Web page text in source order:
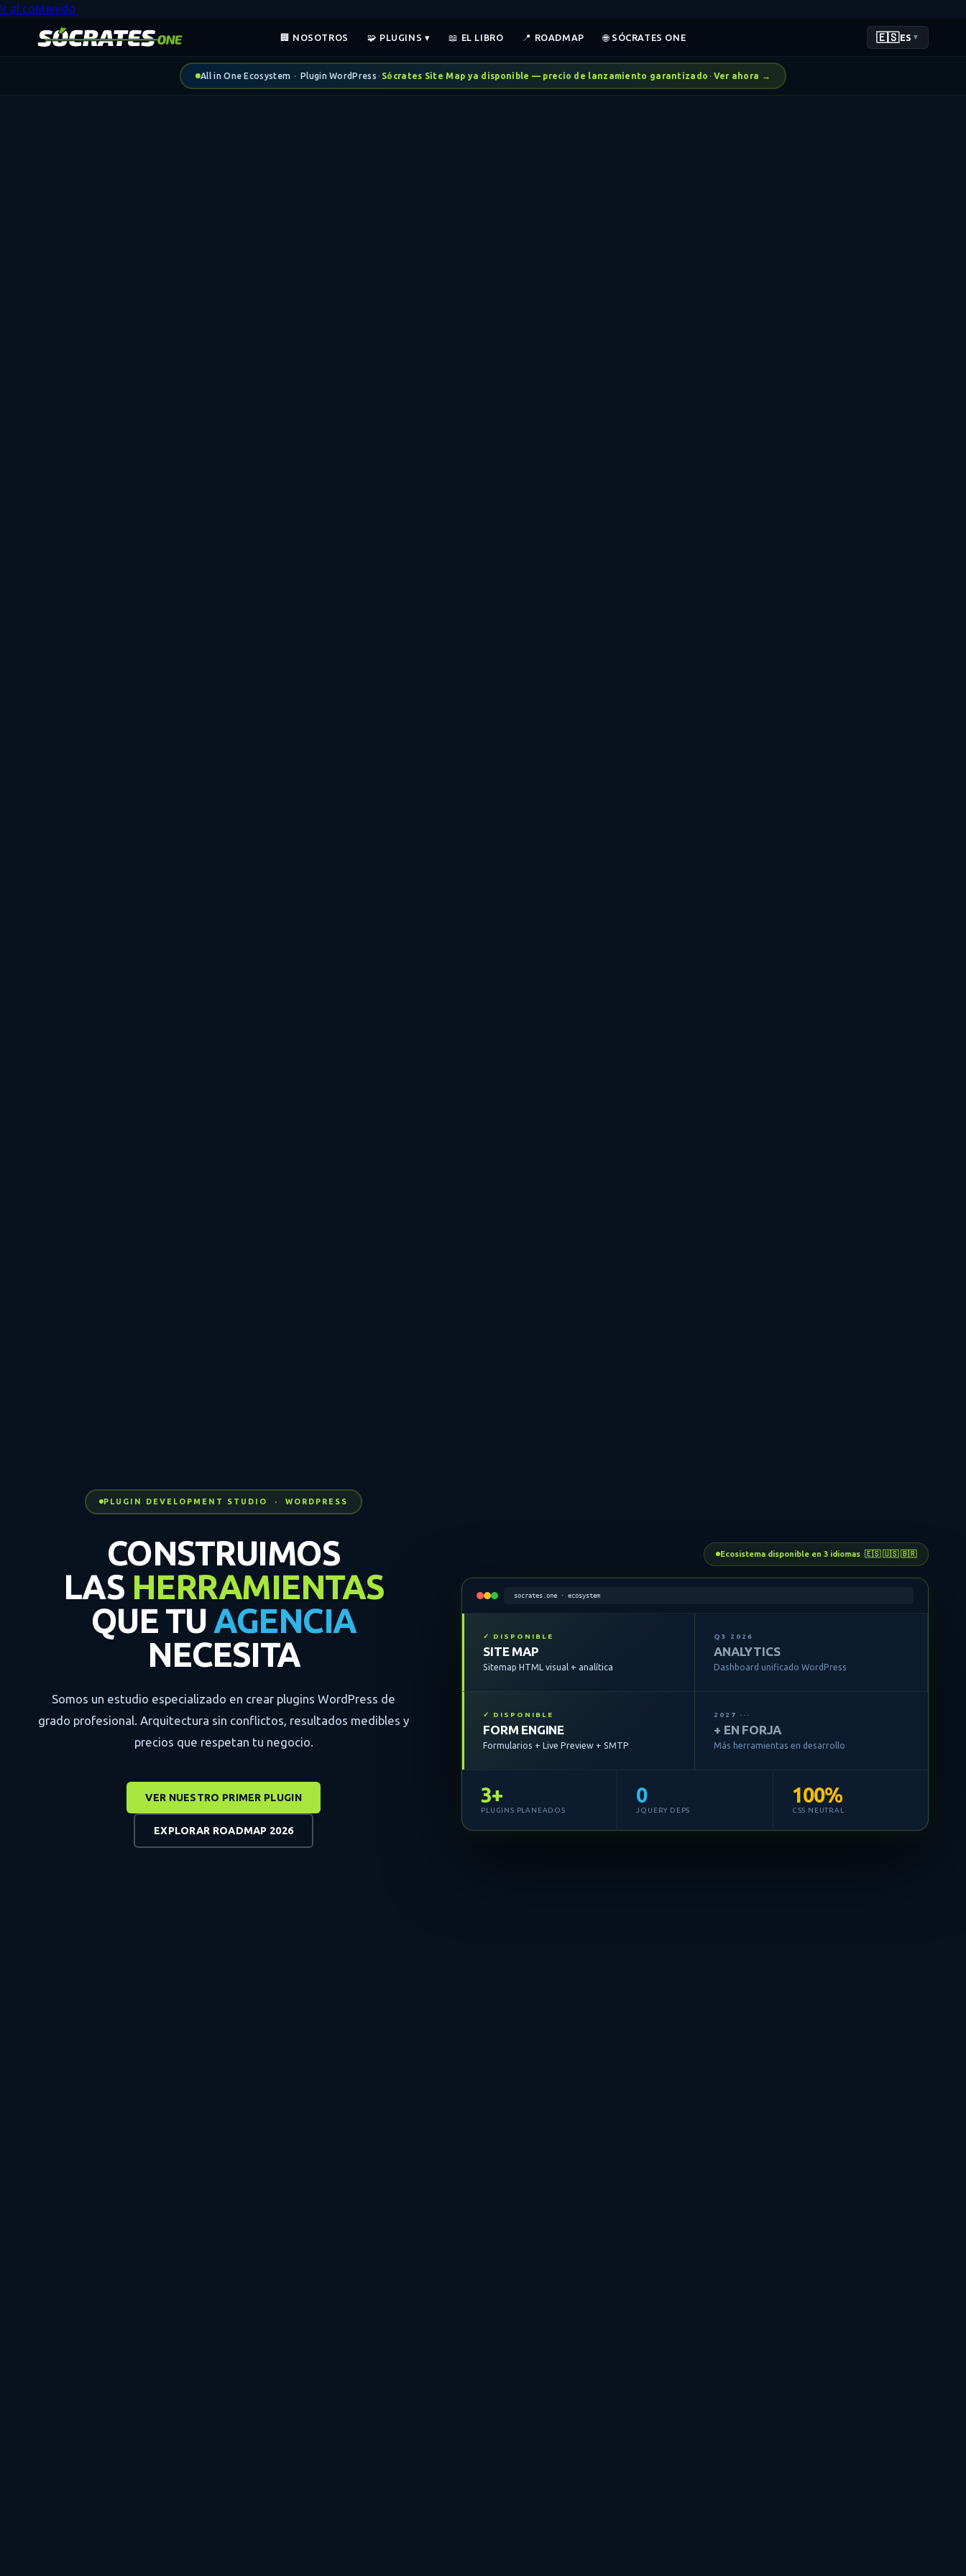
Ir al contenido
🏢 NOSOTROS 🧩 PLUGINS ▾ 📖 EL LIBRO 📍 ROADMAP 🌐 SÓCRATES ONE 🇪🇸ES ▼
All in One Ecosystem · Plugin WordPress · Sócrates Site Map ya disponible — precio de lanzamiento garantizado · Ver ahora →
PLUGIN DEVELOPMENT STUDIO · WORDPRESS
CONSTRUIMOS
LAS HERRAMIENTAS
QUE TU AGENCIA
NECESITA
Somos un estudio especializado en crear plugins WordPress de
grado profesional. Arquitectura sin conflictos, resultados medibles y
precios que respetan tu negocio.
VER NUESTRO PRIMER PLUGIN
EXPLORAR ROADMAP 2026
Ecosistema disponible en 3 idiomas 🇪🇸 🇺🇸 🇧🇷
socrates.one · ecosystem
✓ DISPONIBLE
SITE MAP
Sitemap HTML visual + analítica
Q3 2026
ANALYTICS
Dashboard unificado WordPress
✓ DISPONIBLE
FORM ENGINE
Formularios + Live Preview + SMTP
2027 ···
+ EN FORJA
Más herramientas en desarrollo
3+
PLUGINS PLANEADOS
0
JQUERY DEPS
100%
CSS NEUTRAL